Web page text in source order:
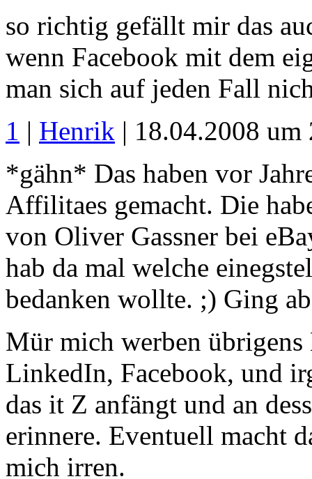
so richtig gefällt mir das
wenn Facebook mit dem
man sich auf jeden Fall
1 | Henrik | 18.04.2008 um
*gähn* Das haben vor
Affilitaes gemacht. Die
von Oliver Gassner bei
hab da mal welche
bedanken wollte. ;) Ging
Mür mich werben
LinkedIn, Facebook, und
das it Z anfängt und an
erinnere. Eventuell macht
mich irren.